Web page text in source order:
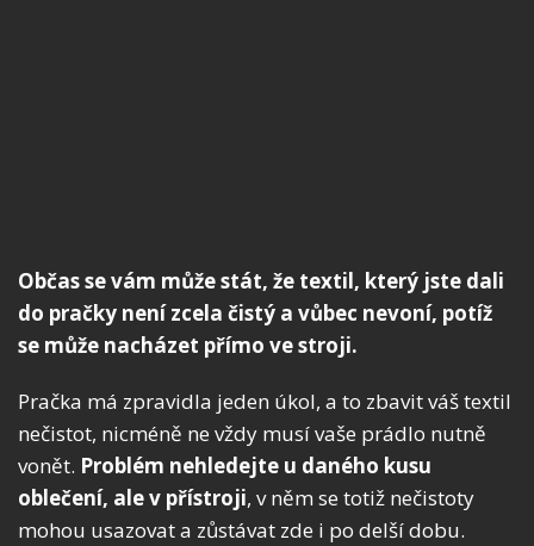
Občas se vám může stát, že textil, který jste dali
do pračky není zcela čistý a vůbec nevoní, potíž
se může nacházet přímo ve stroji.
Pračka má zpravidla jeden úkol, a to zbavit váš textil
nečistot, nicméně ne vždy musí vaše prádlo nutně
vonět. Problém nehledejte u daného kusu
oblečení, ale v přístroji, v něm se totiž nečistoty
mohou usazovat a zůstávat zde i po delší dobu.